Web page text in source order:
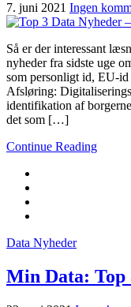
7. juni 2021 Ingen
Så er der interessant
nyheder fra sidste uge
som personligt id, EU-
Afsløring:
identifikation af
det som […]
Continue Reading
Data Nyheder
Min Data: Top